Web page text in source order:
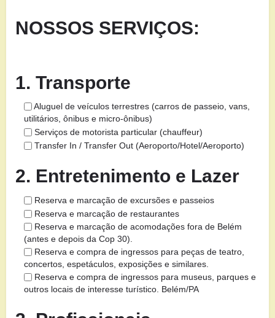
NOSSOS SERVIÇOS:
1. Transporte
Aluguel de veículos terrestres (carros de passeio, vans,
utilitários, ônibus e micro-ônibus)
Serviços de motorista particular (chauffeur)
Transfer In / Transfer Out (Aeroporto/Hotel/Aeroporto)
2. Entretenimento e Lazer
Reserva e marcação de excursões e passeios
Reserva e marcação de restaurantes
Reserva e marcação de acomodações fora de Belém
(antes e depois da Cop 30).
Reserva e compra de ingressos para peças de teatro,
concertos, espetáculos, exposições e similares.
Reserva e compra de ingressos para museus, parques e
outros locais de interesse turístico. Belém/PA